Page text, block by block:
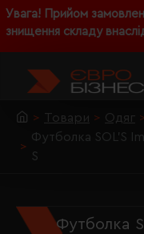
Увага! Прийом
знищення складу
Товари Одяг
Футболка SOL'S
S
Футболка